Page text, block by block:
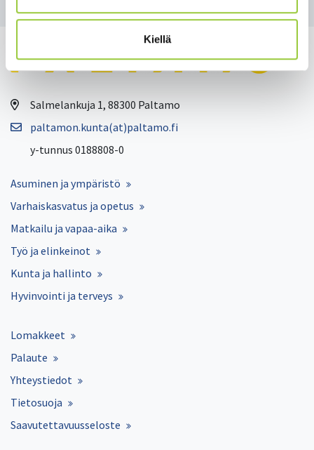
Kiellä
Salmelankuja 1, 88300 Paltamo
paltamon.kunta(at)paltamo.fi
y-tunnus 0188808-0
Asuminen ja ympäristö
Varhaiskasvatus ja opetus
Matkailu ja vapaa-aika
Työ ja elinkeinot
Kunta ja hallinto
Hyvinvointi ja terveys
Lomakkeet
Palaute
Yhteystiedot
Tietosuoja
Saavutettavuusseloste